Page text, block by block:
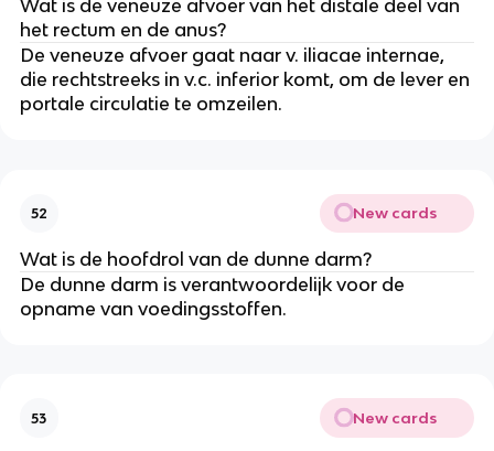
Wat is de veneuze afvoer van het distale deel van
het rectum en de anus?
De veneuze afvoer gaat naar v. iliacae internae,
die rechtstreeks in v.c. inferior komt, om de lever en
portale circulatie te omzeilen.
52 New cards
Wat is de hoofdrol van de dunne darm?
De dunne darm is verantwoordelijk voor de
opname van voedingsstoffen.
53 New cards